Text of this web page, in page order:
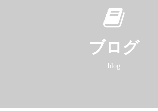
ブログ
blog